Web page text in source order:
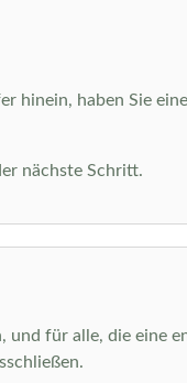
hinein, haben Sie
nächste Schritt.
und für alle, die eine